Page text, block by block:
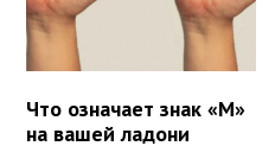
Что означает знак «М»
на вашей ладони